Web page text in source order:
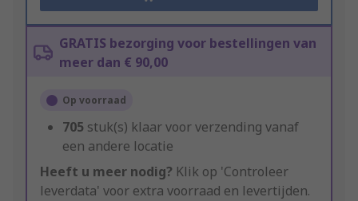
GRATIS bezorging voor bestellingen van
meer dan € 90,00
Op voorraad
705 stuk(s) klaar voor verzending vanaf
een andere locatie
Heeft u meer nodig? Klik op 'Controleer
leverdata' voor extra voorraad en levertijden.